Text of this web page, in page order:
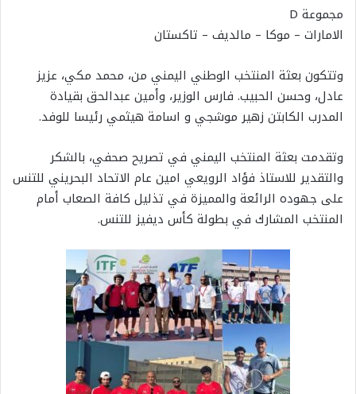
مجموعة D
الامارات – موكا – مالديف – تاكستان
وتتكون بعثة المنتخب الوطني اليمني من، محمد مكي، عزيز
عادل، وحسن الحبيب. فارس الوزير، وأمين عبدالحق بقيادة
المدرب الكابتن زهير موشجي و اسامة هيثمي رئيسا للوفد.
وتقدمت بعثة المنتخب اليمني في تصريح صحفي، بالشكر
والتقدير للاستاذ فؤاد الرويعي امين عام الاتحاد البحريني للتنس
على جهوده الرائعة والمميزة في تذليل كافة الصعاب أمام
المنتخب المشارك في بطولة كأس ديفيز للتنس.